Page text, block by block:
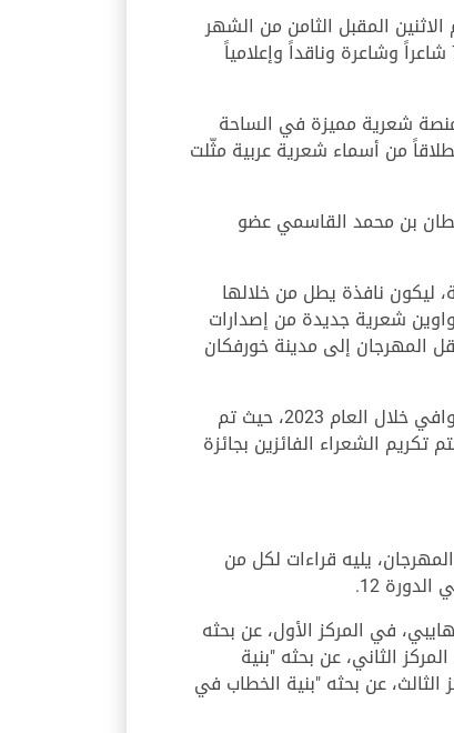
المقبل الثامن من الشهر
الجاري، فعاليات الدورة العشرين من مهرجان الشارقة للشعر العربي، وتستمر على مدى 7 أيام بمشاركة أكثر من 70 شاعراً وشاعرة وناقداً وإعلامياً
شعرية مميزة في الساحة
من أسماء شعرية عربية مثّلت
بن محمد القاسمي عضو
الشارقة للشعر العربي في هذه الدورة أكثر من 70 مبدعاً ومبدعة، ليكون نافذة يطل من خلالها
شعرية جديدة من إصدارات
العربي" يناقشها 7 نقّاد عرب، في حين سينتقل المهرجان إلى مدينة خورفكان
وأبرز العويس أن "جائزة القوافي"، ستواصل احتفاءها بالشعراء العرب، تقديراً لأبرز القصائد المنشورة في مجلة القوافي خلال العام 2023، حيث تم
الشعراء الفائزين بجائزة
يليه قراءات لكل من
12.
في المركز الأول، عن بحثه
الثاني، عن بحثه "بنية
عن بحثه "بنية الخطاب في